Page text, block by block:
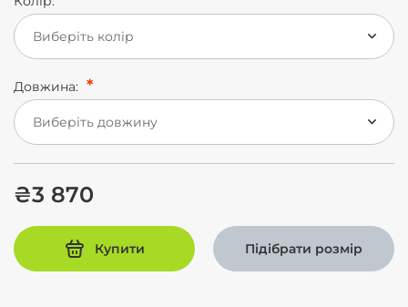
Виберіть колір
Довжина:
Виберіть довжину
₴3 870
Купити Підібрати розмір